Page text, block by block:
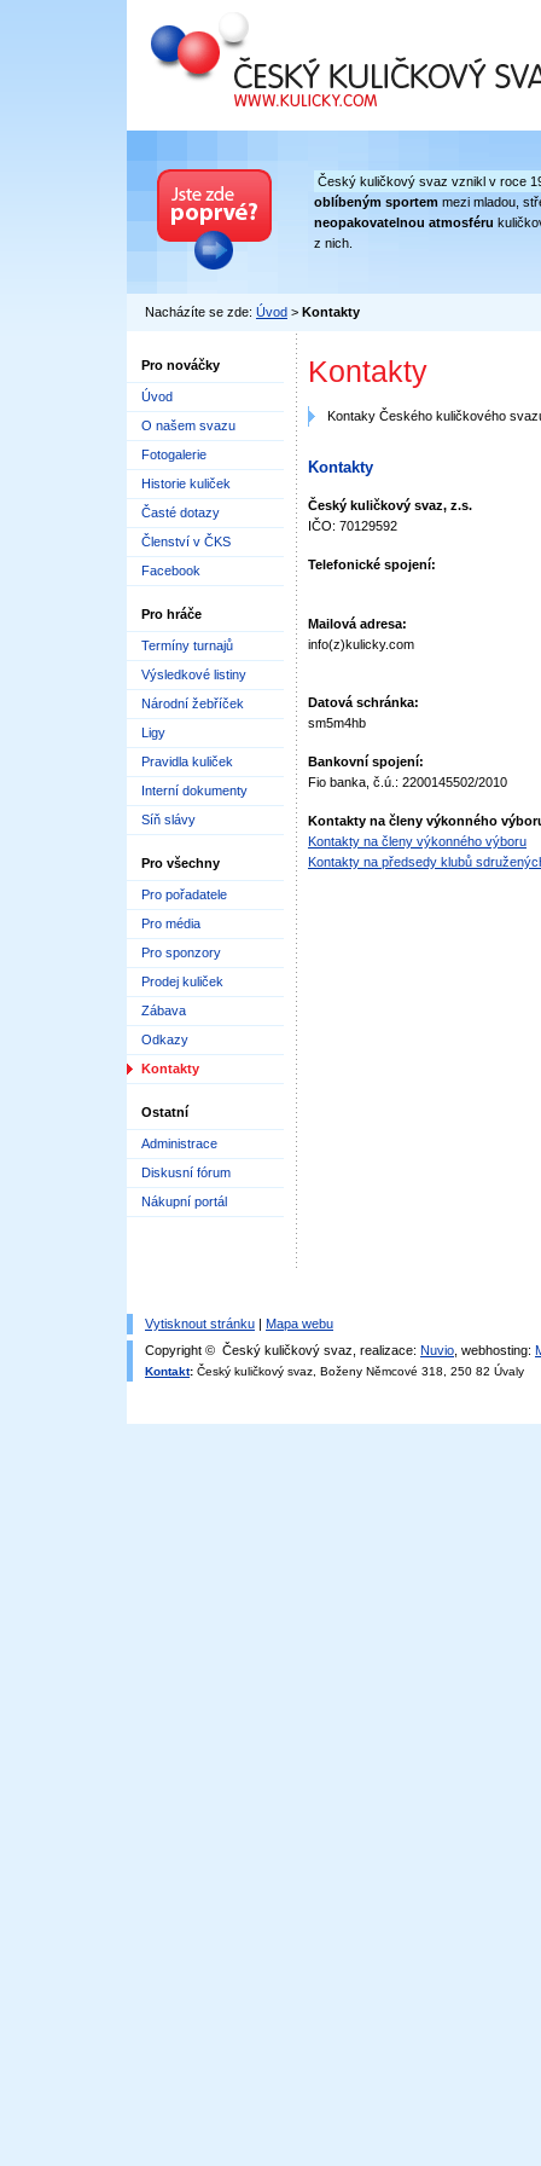
Český kuličkový svaz
Český kuličkový svaz vznikl v roce
oblíbeným sportem mezi mladou,
neopakovatelnou atmosféru
z nich.
Nacházíte se zde: Úvod > Kontakty
Pro nováčky
Úvod
O našem svazu
Fotogalerie
Historie kuliček
Časté dotazy
Členství v ČKS
Facebook
Pro hráče
Termíny turnajů
Výsledkové listiny
Národní žebříček
Ligy
Pravidla kuliček
Interní dokumenty
Síň slávy
Pro všechny
Pro pořadatele
Pro média
Pro sponzory
Prodej kuliček
Zábava
Odkazy
Kontakty
Ostatní
Administrace
Diskusní fórum
Nákupní portál
Kontakty
Kontaky Českého kuličkového
Kontakty
Český kuličkový svaz, z.s.
IČO: 70129592
Telefonické spojení:
Mailová adresa:
info(z)kulicky.com
Datová schránka:
sm5m4hb
Bankovní spojení:
Fio banka, č.ú.: 2200145502/2010
Kontakty na členy výkonného
Kontakty na členy výkonného výboru
Kontakty na předsedy klubů
Vytisknout stránku | Mapa webu
Copyright © Český kuličkový svaz, realizace: Nuvio , webhosting:
Kontakt: Český kuličkový svaz, Boženy Němcové 318, 250 82 Úvaly